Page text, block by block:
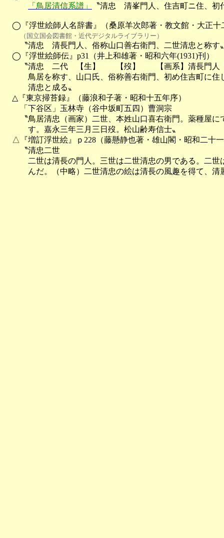
「鳥居清信系譜」
〝清忠　清峯門人、住吉町ニ住、
◯『浮世絵師人名辞書』（桑原羊次郎著・教文館・大正十
（国立国会図書館・近代デジタルライブラリー）
〝清忠　清長門人、俗称山口善右衛門、二世清忠と称す
◯『浮世絵師伝』p31（井上和雄著・昭和六年(1931)刊）
〝清忠　二代　【生】　　【歿】　　【画系】清長門人
鳥居を称す、山口氏、俗称善右衛門、初め住吉町に住
清忠と成る〟
△『東京掃苔録』（藤浪和子著・昭和十五年序）
「下谷区」玉林寺（谷中坂町五四）曹洞宗
〝鳥居清忠（画家）二世、本姓山口喜右衛門。薬種屋に
す。嘉永三年三月三日歿。松山齢寿信士〟
△『増訂浮世絵』ｐ228（藤懸静也著・雄山閣・昭和二十一
〝清忠二世
二世は清長の門人。三世は二世清忠の男である。二世